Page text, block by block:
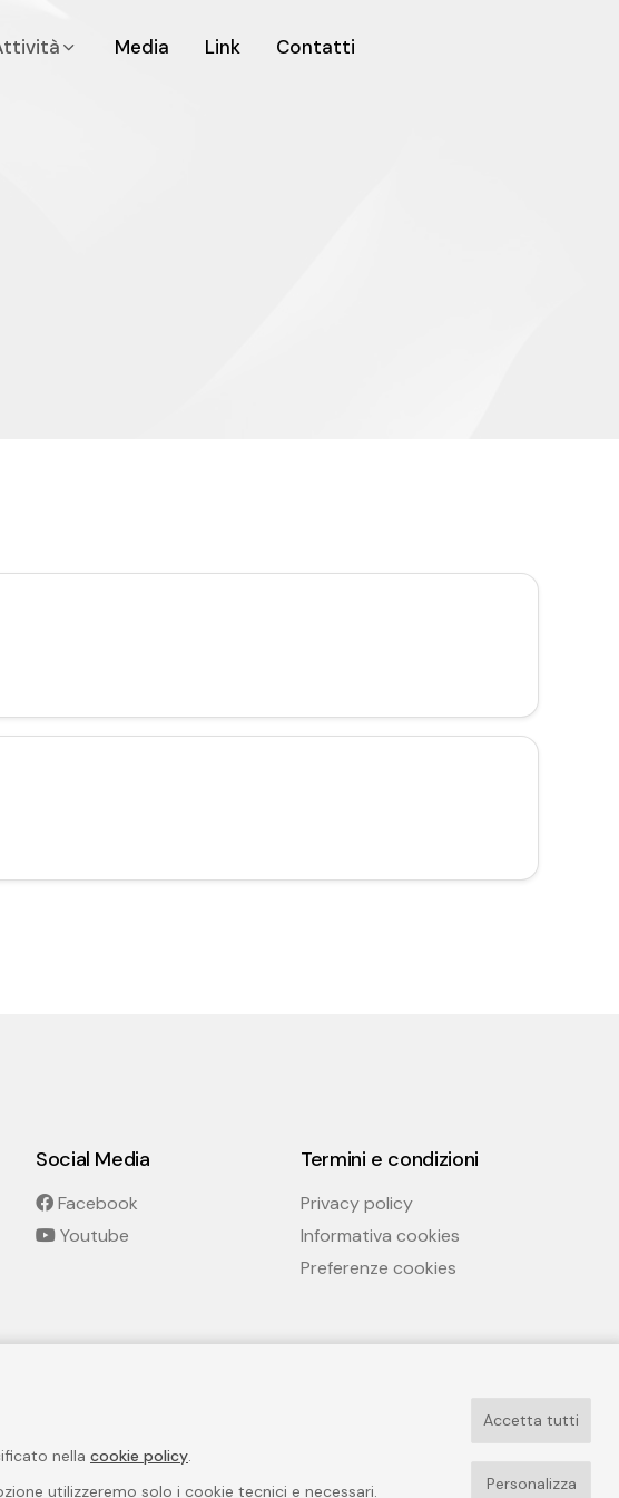
Media Link Contatti
Social Media
Facebook
Youtube
Termini e condizioni
Privacy policy
Informativa cookies
Preferenze cookies
nella cookie policy
utilizzeremo solo i cookie tecnici e necessari.
Accetta tutti
Personalizza